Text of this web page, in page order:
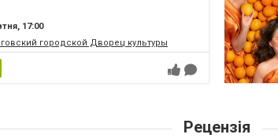
17:00
городской Дворец культуры
Рецензія